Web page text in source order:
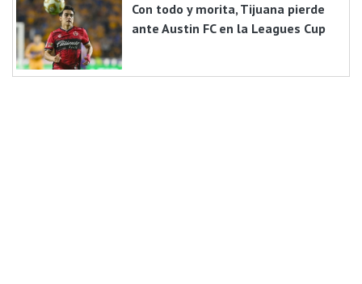
Con todo y morita, Tijuana pierde
ante Austin FC en la Leagues Cup